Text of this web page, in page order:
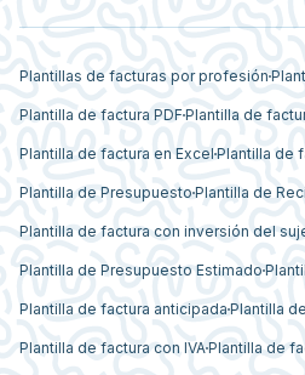
Plantillas de facturas por profesión
Plantilla de factura PDF Plantilla de
Plantilla de factura en Excel Plantilla de
Plantilla de Presupuesto Plantilla de
Plantilla de factura con inversión del
Plantilla de Presupuesto Estimado
Plantilla de factura anticipada Plantilla
Plantilla de factura con IVA Plantilla de